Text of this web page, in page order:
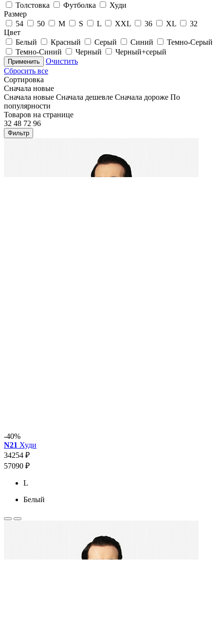
Толстовка
Футболка
Худи
Размер
54
50 M S L XXL 36 XL
32
Цвет
Белый
Красный Серый Синий
Темно-Серый
Темно-Синий
Черный Черный+серый
Применить
Очистить
Сбросить все
Сортировка
Сначала новые
Сначала новые Сначала дешевле Сначала дороже По
популярности
Товаров на странице
32 48 72 96
Фильтр
-40%
N21 Худи
34254 ₽
57090 ₽
L
Белый